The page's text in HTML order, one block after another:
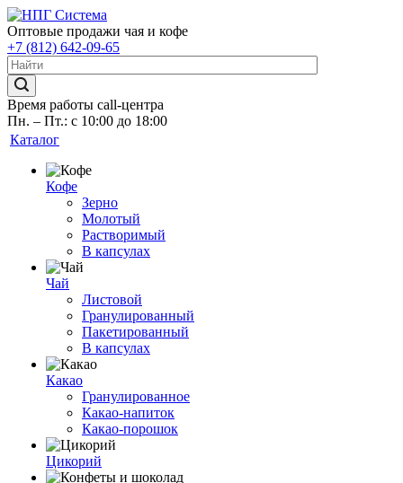
Оптовые продажи чая и кофе
+7 (812) 642-09-65
Время работы call-центра
Пн. – Пт.: с 10:00 до 18:00
Каталог
Кофе
Зерно
Молотый
Растворимый
В капсулах
Чай
Листовой
Гранулированный
Пакетированный
В капсулах
Какао
Гранулированное
Какао-напиток
Какао-порошок
Цикорий